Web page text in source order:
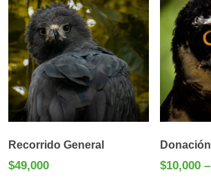
Recorrido General
$49,000
Donación
$10,000 –